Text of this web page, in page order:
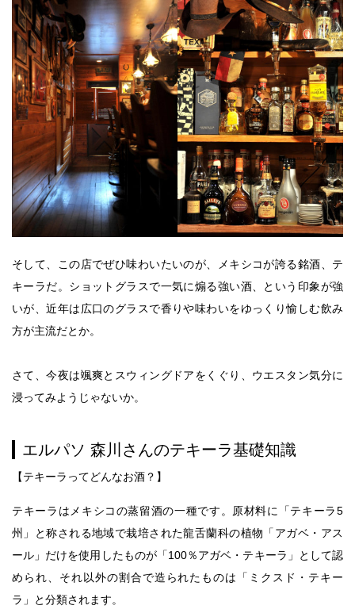
そして、この店でぜひ味わいたいのが、メキシコが誇る銘酒、テ
キーラだ。ショットグラスで一気に煽る強い酒、という印象が強
いが、近年は広口のグラスで香りや味わいをゆっくり愉しむ飲み
方が主流だとか。
さて、今夜は颯爽とスウィングドアをくぐり、ウエスタン気分に
浸ってみようじゃないか。
エルパソ 森川さんのテキーラ基礎知識
【テキーラってどんなお酒？】
テキーラはメキシコの蒸留酒の一種です。原材料に「テキーラ5
州」と称される地域で栽培された龍舌蘭科の植物「アガベ・アス
ール」だけを使用したものが「100％アガベ・テキーラ」として認
められ、それ以外の割合で造られたものは「ミクスド・テキー
ラ」と分類されます。